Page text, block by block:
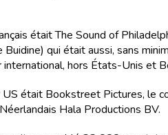
était The Sound of
qui était aussi, sans
hors États-Unis et
US était Bookstreet Pictures, le
Hala Productions BV.